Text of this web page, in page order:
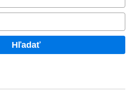
Hľadať